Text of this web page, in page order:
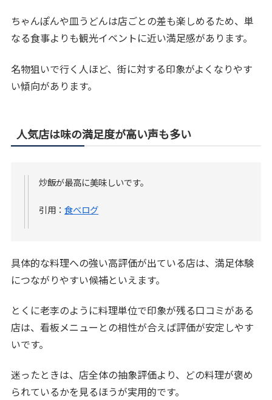
ちゃんぽんや皿うどんは店ごとの差も楽しめるため、単
なる食事よりも観光イベントに近い満足感があります。
名物狙いで行く人ほど、街に対する印象がよくなりやす
い傾向があります。
人気店は味の満足度が高い声も多い
炒飯が最高に美味しいです。
引用：食べログ
具体的な料理への強い高評価が出ている店は、満足体験
につながりやすい候補といえます。
とくに老李のように料理単位で印象が残る口コミがある
店は、看板メニューとの相性が合えば評価が安定しやす
いです。
迷ったときは、店全体の抽象評価より、どの料理が褒め
られているかを見るほうが実用的です。